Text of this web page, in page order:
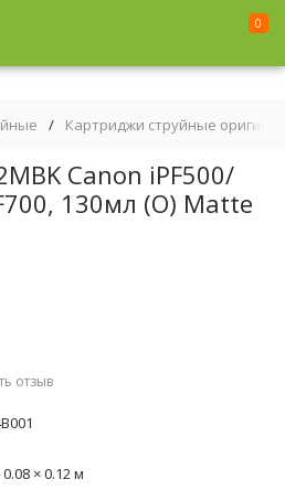
0
/ Картриджи струйные
Canon iPF500/
130мл (O) Matte
отзыв
× 0.12 м